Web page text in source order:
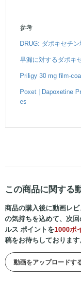
参考
DRUG: ダポキセチ
早漏に対するダポキ
Priligy 30 mg film-
Poxet | Dapoxetine
es
この商品に関する
商品の購入後に動画レ
の気持ちを込めて、次
ルス ポイントを1000ポ
稿をお待ちしております
動画をアップロードす